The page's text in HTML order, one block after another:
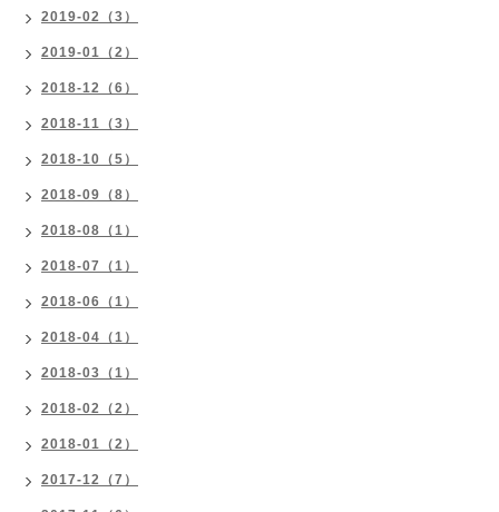
2019-02（3）
2019-01（2）
2018-12（6）
2018-11（3）
2018-10（5）
2018-09（8）
2018-08（1）
2018-07（1）
2018-06（1）
2018-04（1）
2018-03（1）
2018-02（2）
2018-01（2）
2017-12（7）